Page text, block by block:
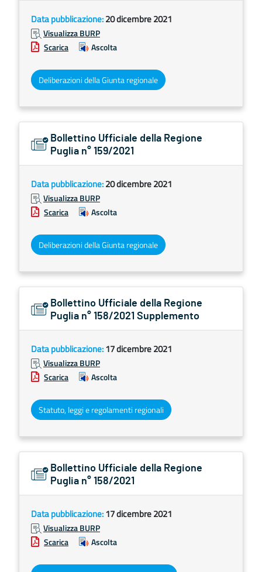
Data pubblicazione:20 dicembre 2021
Visualizza BURP
Scarica
Ascolta
Deliberazioni della Giunta regionale
Bollettino Ufficiale della Regione
Puglia n° 159/2021
Data pubblicazione:20 dicembre 2021
Visualizza BURP
Scarica
Ascolta
Deliberazioni della Giunta regionale
Bollettino Ufficiale della Regione
Puglia n° 158/2021 Supplemento
Data pubblicazione:17 dicembre 2021
Visualizza BURP
Scarica
Ascolta
Statuto, leggi e regolamenti regionali
Bollettino Ufficiale della Regione
Puglia n° 158/2021
Data pubblicazione:17 dicembre 2021
Visualizza BURP
Scarica
Ascolta